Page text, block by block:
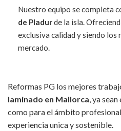
Nuestro equipo se completa
de Pladurde la isla.
exclusiva calidad y siendo
mercado.
Reformas PG los mejores
laminado en Mallorca , ya
como para el ámbito
experiencia unica y sostenible.